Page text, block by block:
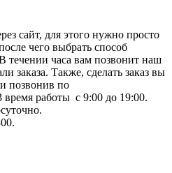
сайт, для этого нужно просто
чего выбрать способ
течении часа вам позвонит наш
заказа. Также, сделать заказ вы
позвонив по
время работы с 9:00 до 19:00.